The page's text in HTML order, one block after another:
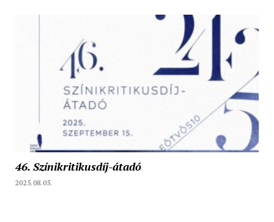
46. Színikritikusdíj-átadó
2025.08.05.